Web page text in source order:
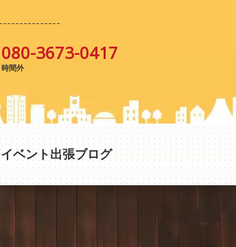
080-3673-0417
時間外
イベント出張ブログ